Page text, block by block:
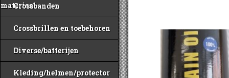
materiaal
Crossbanden
Crossbrillen en toebehoren
Diverse/batterijen
Kleding/helmen/protector